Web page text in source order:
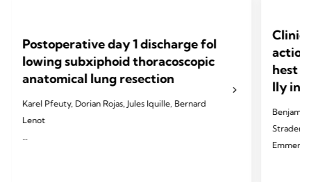
Postoperative day 1 discharge fol
lowing subxiphoid thoracoscopic
anatomical lung resection
Karel Pfeuty, Dorian Rojas, Jules Iquille, Bernard
Lenot
hest
lly
Strader,